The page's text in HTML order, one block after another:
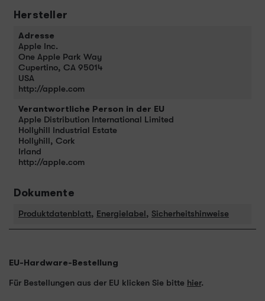
Hersteller
Adresse
Apple Inc.
One Apple Park Way
Cupertino, CA 95014
USA
http://apple.com
Verantwortliche Person in der EU
Apple Distribution International Limited
Hollyhill Industrial Estate
Hollyhill, Cork
Irland
http://apple.com
Dokumente
Produktdatenblatt, Energielabel, Sicherheitshinweise
EU-Hardware-Bestellung
Für Bestellungen aus der EU klicken Sie bitte hier.